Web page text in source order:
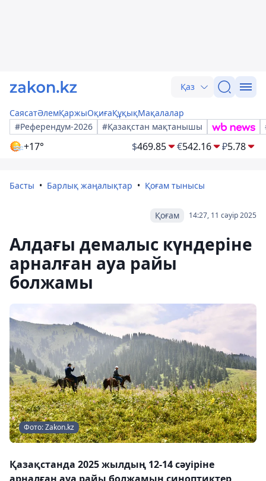
Қаз
СаясатӘлемҚаржыОқиғаҚұқықМақалалар
#Референдум-2026
#Қазақстан мақтанышы
+17° $469.85 €542.16 ₽5.78
Басты Барлық жаңалықтар Қоғам тынысы
14:27, 11 сәуір 2025
Қоғам
Алдағы демалыс күндеріне
арналған ауа райы
болжамы
Фото: Zakon.kz
Қазақстанда 2025 жылдың 12-14 сәуіріне